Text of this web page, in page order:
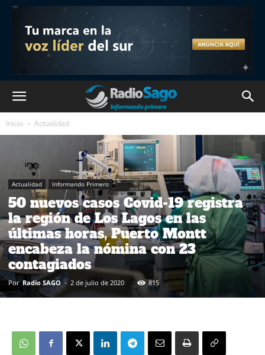
Inicio Actualidad
Actualidad Informando Primero
50 nuevos casos Covid-19 registra
la región de Los Lagos en las
últimas horas, Puerto Montt
encabeza la nómina con 23
contagiados
Por Radio SAGO - 2 de julio de 2020 815